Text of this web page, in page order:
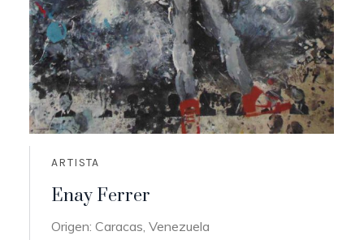
ARTISTA
Enay Ferrer
Origen: Caracas, Venezuela